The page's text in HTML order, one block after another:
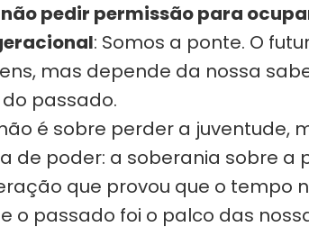
não pedir permissão para
: Somos a ponte. O
mas depende da nossa
passado.
é sobre perder a juventude,
de poder: a soberania sobre a
que provou que o tempo
o passado foi o palco das